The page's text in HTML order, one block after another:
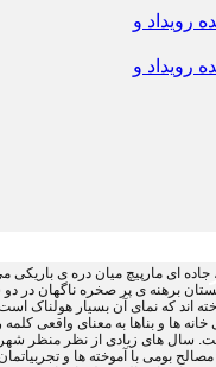
ای مارپیچ میان دره ی
برهنه ی پر صخره ناگهان
اند که نمای آن بسیار هولناک
ها و بناها به معنای واقعی کلمه
بومی با آموخته ها و